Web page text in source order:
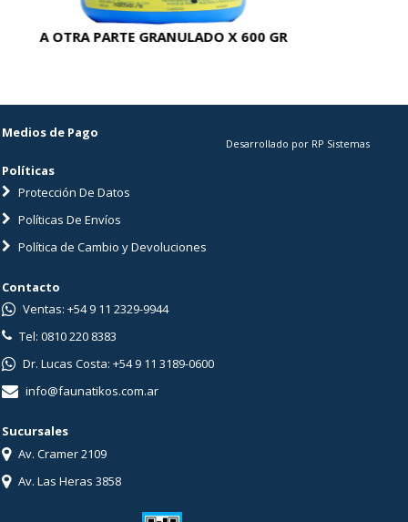
A OTRA PARTE GRANULADO X 600 GR
Medios de Pago
Políticas
Protección De Datos
Políticas De Envíos
Política de Cambio y Devoluciones
Desarrollado por RP Sistemas
Contacto
Ventas: +54 9 11 2329-9944
Tel: 0810 220 8383
Dr. Lucas Costa: +54 9 11 3189-0600
info@faunatikos.com.ar
Sucursales
Av. Cramer 2109
Av. Las Heras 3858